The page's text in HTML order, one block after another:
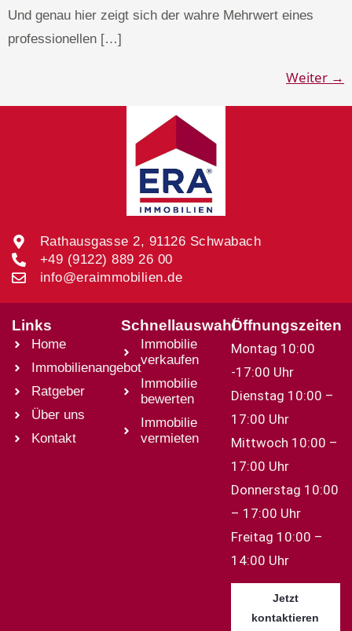
Und genau hier zeigt sich der wahre Mehrwert eines
professionellen […]
Weiter →
Rathausgasse 2, 91126 Schwabach
+49 (9122) 889 26 00
info@eraimmobilien.de
Links
Home
Immobilienangebot
Ratgeber
Über uns
Kontakt
Schnellauswahl
Immobilie
verkaufen
Immobilie
bewerten
Immobilie
vermieten
Öffnungszeiten
Montag 10:00
-17:00 Uhr
Dienstag 10:00 –
17:00 Uhr
Mittwoch 10:00 –
17:00 Uhr
Donnerstag 10:00
– 17:00 Uhr
Freitag 10:00 –
14:00 Uhr
Jetzt
kontaktieren